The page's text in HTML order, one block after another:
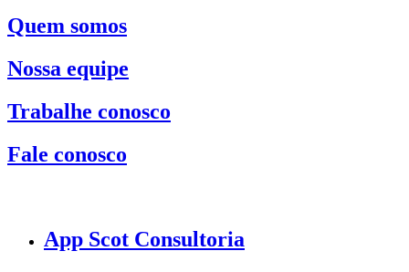
Quem somos
Nossa equipe
Trabalhe conosco
Fale conosco
App Scot Consultoria